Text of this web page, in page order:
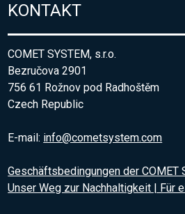
KONTAKT
COMET SYSTEM, s.r.o.
Bezručova 2901
756 61 Rožnov pod Radhoštěm
Czech Republic
E-mail: info@cometsystem.com
Geschäftsbedingungen der COMET
Unser Weg zur Nachhaltigkeit | Für